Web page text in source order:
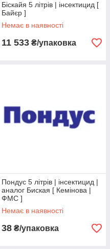
Біскайя 5 літрів | інсектицид [
Байєр ]
Немає в наявності
11 533 ₴/упаковка
Пондус 5 літрів | інсектицид |
аналог Биская [ Кемінова |
ФМС ]
Немає в наявності
38 ₴/упаковка